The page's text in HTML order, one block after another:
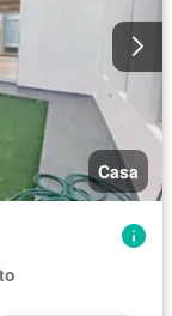
Casa